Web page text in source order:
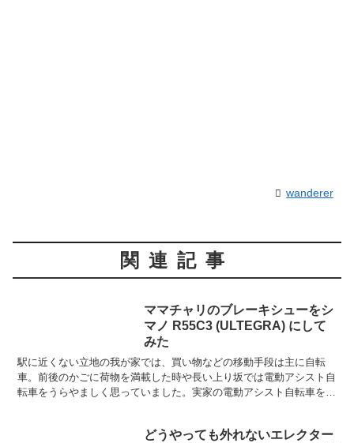
wanderer
関連記事
ママチャリのブレーキシューをシ
マノ R55C3 (ULTEGRA) にして
みた
駅に近くない立地の我が家では、買い物などの移動手段は主に自転
車。前後のかごに荷物を満載した時や長い上り坂では電動アシスト自
転車をうらやましく思っていました。実家の電動アシスト自転車を借
どうやっても外れないエレクター